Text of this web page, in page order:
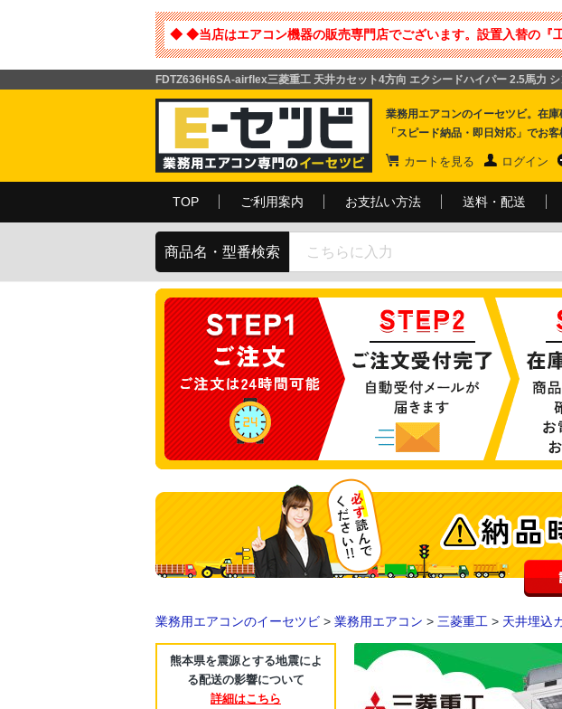
◆ ◆当店はエアコン機器の販売専門店でございます。設置入替の
FDTZ636H6SA-airflex三菱重工 天井カセット4方向 エクシードハイパー 2.5馬力
業務用エアコンのイーセツビ。在庫
「スピード納品・即日対応」でお客
カートを見る ログイン
TOP ご利用案内 お支払い方法 送料・配送
商品名・型番検索
業務用エアコンのイーセツビ > 業務用エアコン > 三菱重工 > 天井埋込
熊本県を震源とする地震によ
る配送の影響について
詳細はこちら